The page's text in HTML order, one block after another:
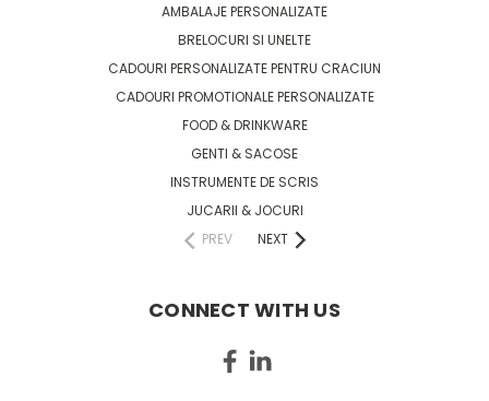
AMBALAJE PERSONALIZATE
BRELOCURI SI UNELTE
CADOURI PERSONALIZATE PENTRU CRACIUN
CADOURI PROMOTIONALE PERSONALIZATE
FOOD & DRINKWARE
GENTI & SACOSE
INSTRUMENTE DE SCRIS
JUCARII & JOCURI
PREV
NEXT
CONNECT WITH US